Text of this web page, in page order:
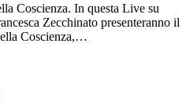
Coscienza. In questa Live su
Zecchinato presenteranno il
Coscienza,…